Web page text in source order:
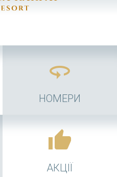
360
НОМЕРИ
thumb_up
АКЦІЇ